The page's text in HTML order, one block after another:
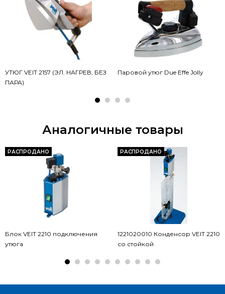
УТЮГ VEIT 2157 (ЭЛ. НАГРЕВ, БЕЗ
ПАРА)
Паровой утюг Due Effe Jolly
Аналогичные товары
РАСПРОДАНО
Блок VEIT 2210 подключения
утюга
РАСПРОДАНО
1221020010 Конденсор VEIT 2210
со стойкой